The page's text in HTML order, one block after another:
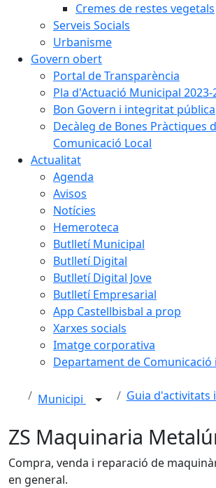
Cremes de restes vegetals
Serveis Socials
Urbanisme
Govern obert
Portal de Transparència
Pla d'Actuació Municipal 2023-
Bon Govern i integritat pública
Decàleg de Bones Pràctiques
Comunicació Local
Actualitat
Agenda
Avisos
Notícies
Hemeroteca
Butlletí Municipal
Butlletí Digital
Butlletí Digital Jove
Butlletí Empresarial
App Castellbisbal a prop
Xarxes socials
Imatge corporativa
Departament de Comunicació
Municipi Guia d'activitats
ZS Maquinaria
Compra, venda i reparació de
en general.